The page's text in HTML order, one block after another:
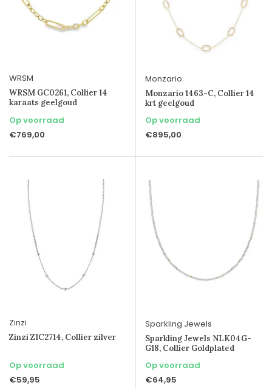
WRSM
WRSM GC0261, Collier 14
karaats geelgoud
Op voorraad
€769,00
Monzario
Monzario 1463-C, Collier 14
krt geelgoud
Op voorraad
€895,00
Zinzi
Zinzi ZIC2714, Collier zilver
Op voorraad
€59,95
Sparkling Jewels
Sparkling Jewels NLK04G-
G18, Collier Goldplated
Op voorraad
€64,95